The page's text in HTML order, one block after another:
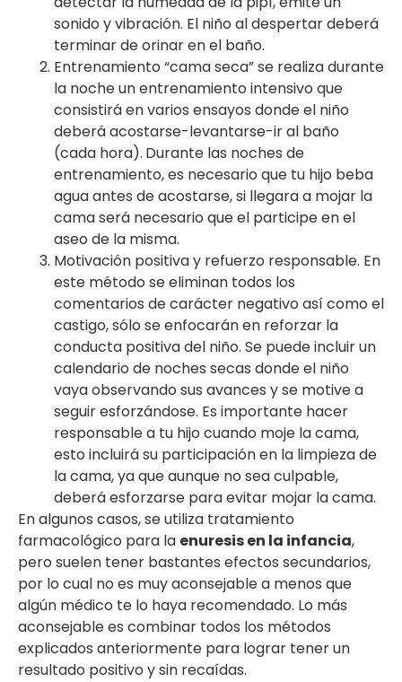
sonido y vibración. El niño al despertar deberá
terminar de orinar en el baño.
Entrenamiento “cama seca” se realiza durante
la noche un entrenamiento intensivo que
consistirá en varios ensayos donde el niño
deberá acostarse-levantarse-ir al baño
(cada hora). Durante las noches de
entrenamiento, es necesario que tu hijo beba
agua antes de acostarse, si llegara a mojar la
cama será necesario que el participe en el
aseo de la misma.
Motivación positiva y refuerzo responsable. En
este método se eliminan todos los
comentarios de carácter negativo así como el
castigo, sólo se enfocarán en reforzar la
conducta positiva del niño. Se puede incluir un
calendario de noches secas donde el niño
vaya observando sus avances y se motive a
seguir esforzándose. Es importante hacer
responsable a tu hijo cuando moje la cama,
esto incluirá su participación en la limpieza de
la cama, ya que aunque no sea culpable,
deberá esforzarse para evitar mojar la cama.
En algunos casos, se utiliza tratamiento
farmacológico para la enuresis en la infancia,
pero suelen tener bastantes efectos secundarios,
por lo cual no es muy aconsejable a menos que
algún médico te lo haya recomendado. Lo más
aconsejable es combinar todos los métodos
explicados anteriormente para lograr tener un
resultado positivo y sin recaídas.